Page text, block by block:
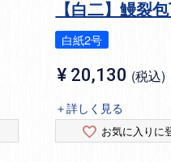
【白二】鰻裂
白紙2号
¥ 20,130 税込
＋詳しく見る
お気に入りに